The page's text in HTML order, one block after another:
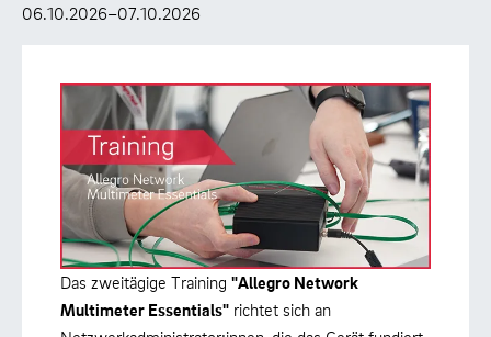
06.10.2026–07.10.2026
Das zweitägige Training "Allegro Network
Multimeter Essentials" richtet sich an
Support
Produkt-Handbuch
Karriere